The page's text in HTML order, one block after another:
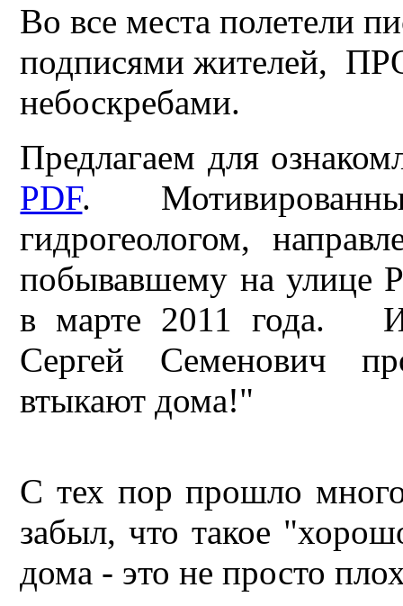
Во все места полетели
подписями жителей,
небоскребами.
Предлагаем для
PDF.
гидрогеологом,
побывавшему на улице
в марте 2011 года.
Сергей Семенович
втыкают дома!"
С тех пор прошло
забыл, что такое
дома - это не просто